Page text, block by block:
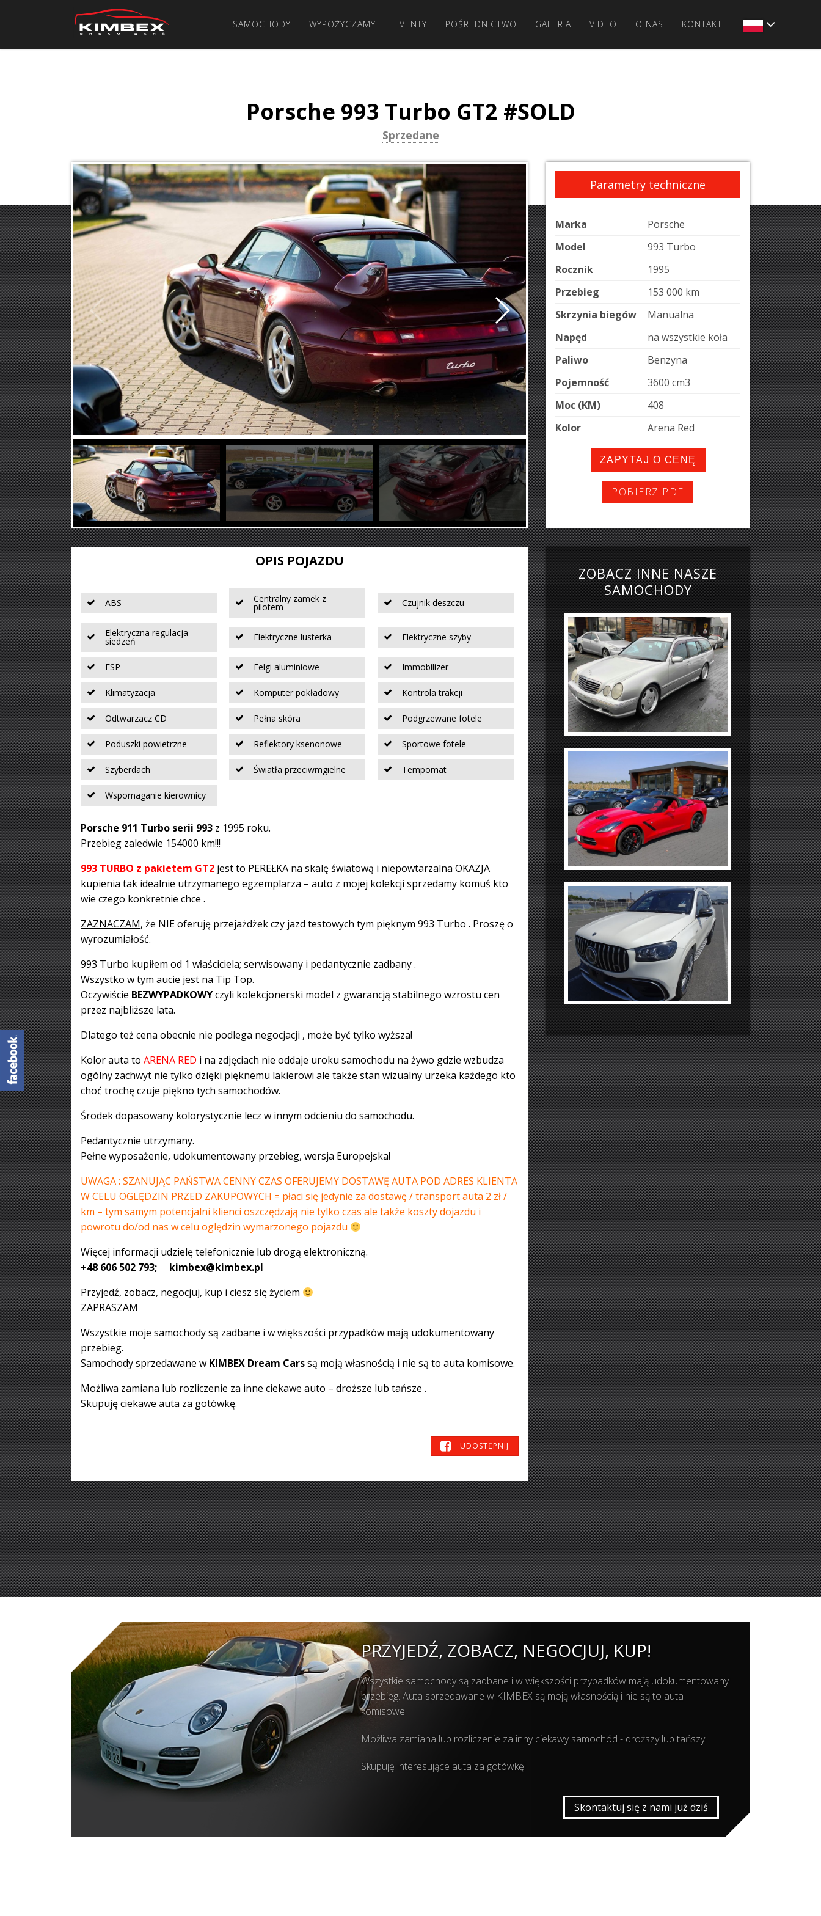
SAMOCHODY WYPOŻYCZAMY EVENTY POŚREDNICTWO GALERIA VIDEO O NAS KONTAKT
Porsche 993 Turbo GT2 #SOLD
Sprzedane
Parametry techniczne
Marka
Porsche
Model
993 Turbo
Rocznik
1995
Przebieg
153 000 km
Skrzynia biegów
Manualna
Napęd
na wszystkie koła
Paliwo
Benzyna
Pojemność
3600 cm3
Moc (KM)
408
Kolor
Arena Red
ZAPYTAJ O CENĘ
POBIERZ PDF
OPIS POJAZDU
ABS Centralny zamek z
pilotem Czujnik deszczu
Elektryczna regulacja
siedzeń Elektryczne lusterka Elektryczne szyby
ESP Felgi aluminiowe Immobilizer
Klimatyzacja Komputer pokładowy Kontrola trakcji
Odtwarzacz CD Pełna skóra Podgrzewane fotele
Poduszki powietrzne Reflektory ksenonowe Sportowe fotele
Szyberdach Światła przeciwmgielne Tempomat
Wspomaganie kierownicy
Porsche 911 Turbo serii 993 z 1995 roku.
Przebieg zaledwie 154000 km!!!
993 TURBO z pakietem GT2 jest to PEREŁKA na skalę światową i niepowtarzalna OKAZJA
kupienia tak idealnie utrzymanego egzemplarza – auto z mojej kolekcji sprzedamy komuś kto
wie czego konkretnie chce .
ZAZNACZAM, że NIE oferuję przejażdżek czy jazd testowych tym pięknym 993 Turbo . Proszę o
wyrozumiałość.
993 Turbo kupiłem od 1 właściciela; serwisowany i pedantycznie zadbany .
Wszystko w tym aucie jest na Tip Top.
Oczywiście BEZWYPADKOWYczyli kolekcjonerski model z gwarancją stabilnego wzrostu cen
przez najbliższe lata.
Dlatego też cena obecnie nie podlega negocjacji , może być tylko wyższa!
Kolor auta to ARENA RED i na zdjęciach nie oddaje uroku samochodu na żywo gdzie wzbudza
ogólny zachwyt nie tylko dzięki pięknemu lakierowi ale także stan wizualny urzeka każdego kto
choć trochę czuje piękno tych samochodów.
Środek dopasowany kolorystycznie lecz w innym odcieniu do samochodu.
Pedantycznie utrzymany.
Pełne wyposażenie, udokumentowany przebieg, wersja Europejska!
UWAGA : SZANUJĄC PAŃSTWA CENNY CZAS OFERUJEMY DOSTAWĘ AUTA POD ADRES KLIENTA
W CELU OGLĘDZIN PRZED ZAKUPOWYCH = płaci się jedynie za dostawę / transport auta 2 zł /
km – tym samym potencjalni klienci oszczędzają nie tylko czas ale także koszty dojazdu i
powrotu do/od nas w celu oględzin wymarzonego pojazdu
Więcej informacji udzielę telefonicznie lub drogą elektroniczną.
+48 606 502 793; kimbex@kimbex.pl
Przyjedź, zobacz, negocjuj, kup i ciesz się życiem
ZAPRASZAM
Wszystkie moje samochody są zadbane i w większości przypadków mają udokumentowany
przebieg.
Samochody sprzedawane w KIMBEX Dream Carssą moją własnością i nie są to auta komisowe.
Możliwa zamiana lub rozliczenie za inne ciekawe auto – droższe lub tańsze .
Skupuję ciekawe auta za gotówkę.
UDOSTĘPNIJ
ZOBACZ INNE NASZE
SAMOCHODY
PRZYJEDŹ, ZOBACZ, NEGOCJUJ, KUP!
Wszystkie samochody są zadbane i w większości przypadków mają udokumentowany
przebieg. Auta sprzedawane w KIMBEX są moją własnością i nie są to auta
komisowe.
Możliwa zamiana lub rozliczenie za inny ciekawy samochód - droższy lub tańszy.
Skupuję interesujące auta za gotówkę!
Skontaktuj się z nami już dziś